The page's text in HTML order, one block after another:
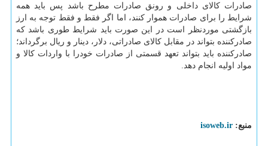
صادرات کالای داخلی و رونق صادرات مطرح باشد پس باید همه
شرایط را برای صادرات هموار کنند، اما اگر فقط و فقط توجه به ارز
بازگشتی موردنظر است در این صورت باید شرایط طوری باشد که
صادرکننده بتواند در مقابل کالای صادراتی، دلار، دینار و ریال برگرداند؛
صادرکننده باید بتواند تعهد قسمتی از صادرات خودرا با واردات کالا و
مواد اولیه انجام دهد.
منبع: isoweb.ir